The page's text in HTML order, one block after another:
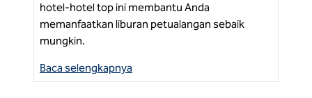
hotel-hotel top ini membantu Anda
memanfaatkan liburan petualangan sebaik
mungkin.
Baca selengkapnya